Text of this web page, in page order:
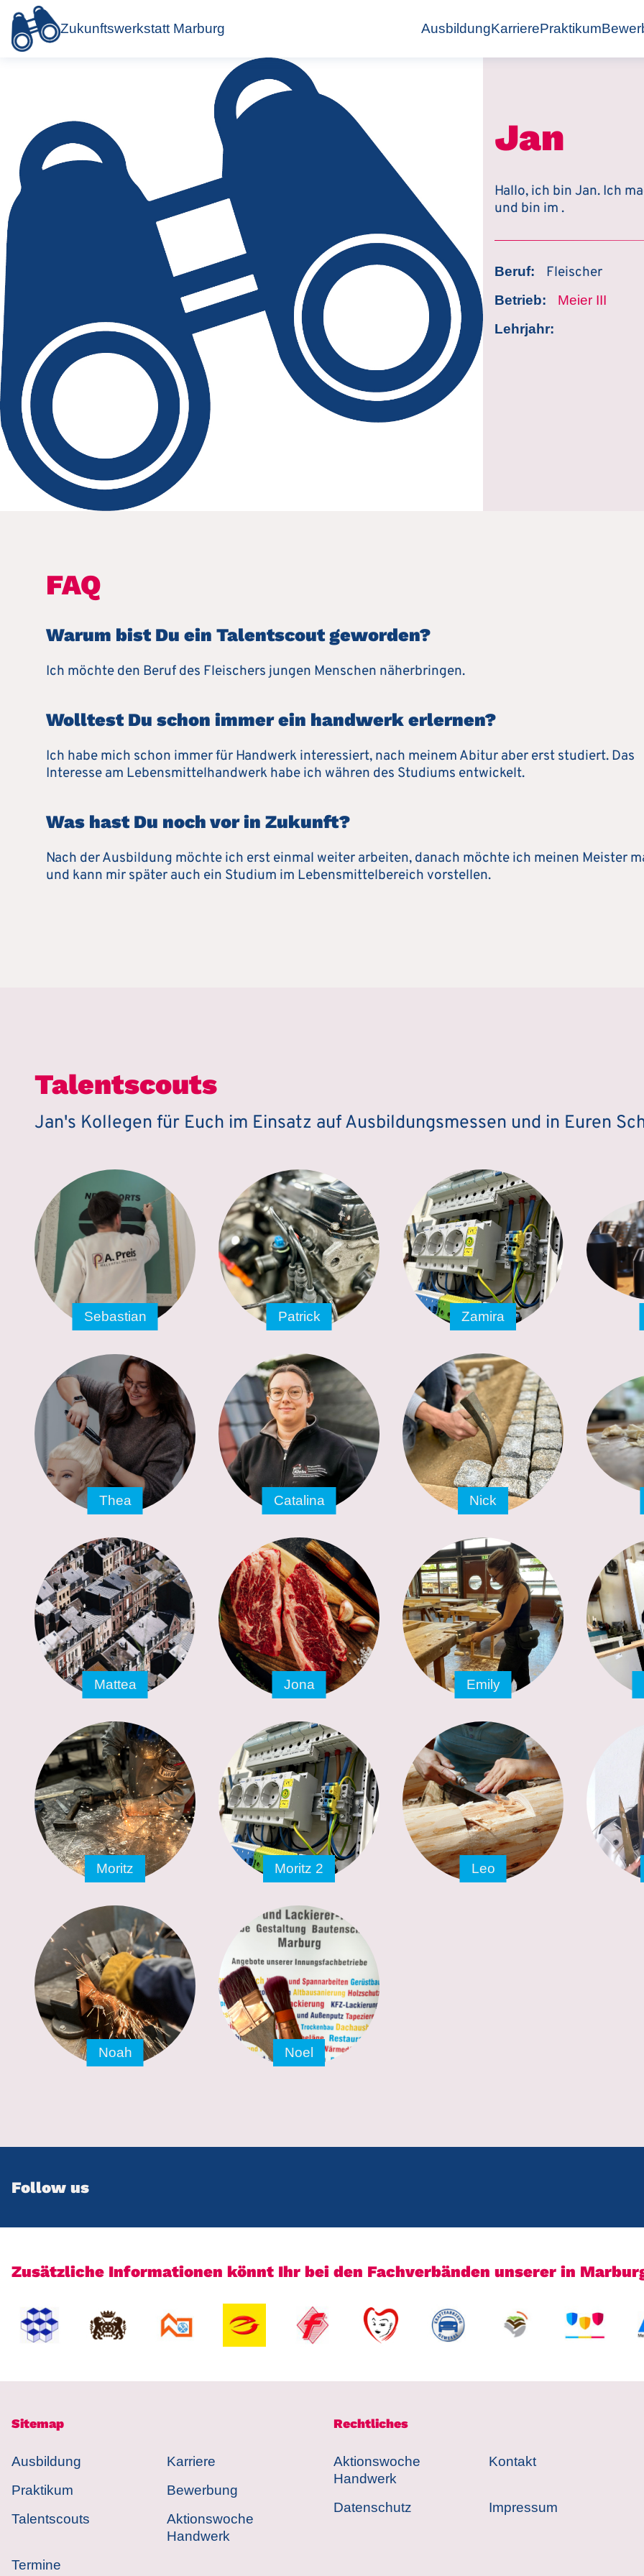
Zukunftswerkstatt Marburg AusbildungKarrierePraktikum
Jan
Hallo, ich bin Jan. Ich
und bin im .
Beruf: Fleischer
Betrieb:
Meier III
Lehrjahr:
FAQ
Warum bist Du ein Talentscout geworden?
Ich möchte den Beruf des Fleischers jungen Menschen näherbringen.
Wolltest Du schon immer ein handwerk erlernen?
Ich habe mich schon immer für Handwerk interessiert, nach meinem Abitur aber erst studiert. Das
Interesse am Lebensmittelhandwerk habe ich währen des Studiums entwickelt.
Was hast Du noch vor in Zukunft?
Nach der Ausbildung möchte ich erst einmal weiter arbeiten, danach möchte ich meinen Meister
und kann mir später auch ein Studium im Lebensmittelbereich vorstellen.
Talentscouts
Jan's Kollegen für Euch im Einsatz auf Ausbildungsmessen und in Euren
Sebastian Patrick Zamira
Thea Catalina Nick
Mattea Jona Emily
Moritz Moritz 2 Leo
Noah Noel
Follow us
Zusätzliche Informationen könnt Ihr bei den Fachverbänden unserer in
Sitemap
Ausbildung
Karriere
Praktikum
Bewerbung
Talentscouts
Aktionswoche
Handwerk
Termine
Rechtliches
Aktionswoche
Handwerk
Kontakt
Datenschutz Impressum